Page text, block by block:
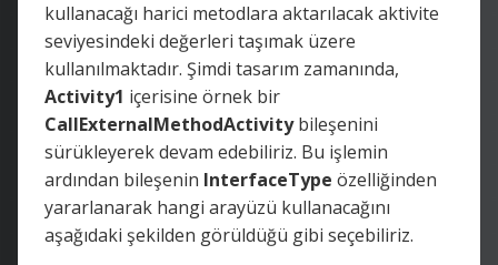
kullanacağı harici metodlara aktarılacak aktivite
seviyesindeki değerleri taşımak üzere
kullanılmaktadır. Şimdi tasarım zamanında,
Activity1 içerisine örnek bir
CallExternalMethodActivitybileşenini
sürükleyerek devam edebiliriz. Bu işlemin
ardından bileşenin InterfaceType özelliğinden
yararlanarak hangi arayüzü kullanacağını
aşağıdaki şekilden görüldüğü gibi seçebiliriz.